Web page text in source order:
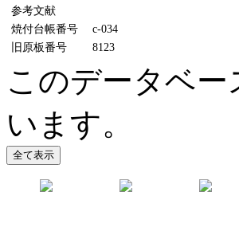
参考文献
焼付台帳番号
c-034
旧原板番号
8123
このデータベ
います。